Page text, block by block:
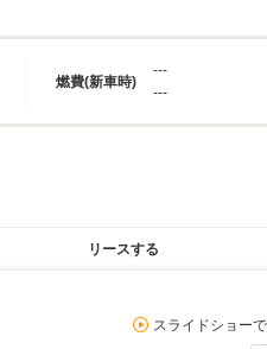
燃費(新車時)
---
---
リースする
スライドショー